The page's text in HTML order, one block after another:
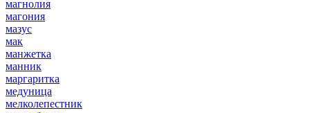
магнолия
магония
мазус
мак
манжетка
манник
маргаритка
медуница
мелколепестник